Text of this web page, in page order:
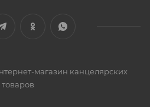
магазин канцелярских
товаров